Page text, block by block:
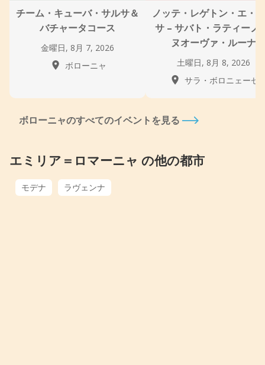
チーム・キューバ・サルサ＆
バチャータコース
金曜日, 8月 7, 2026
ボローニャ
ノッテ・レゲトン・エ・
サ – サバト・ラティーノ
ヌオーヴァ・ルーナ
土曜日, 8月 8, 2026
サラ・ボロニェーゼ
ボローニャのすべてのイベントを見る
エミリア＝ロマーニャ の他の都市
モデナ ラヴェンナ